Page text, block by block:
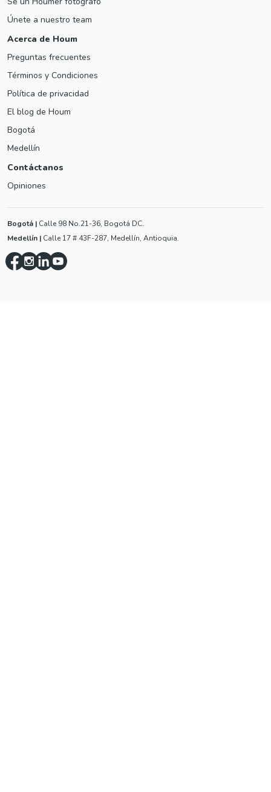
Únete a nuestro team
Acerca de Houm
Preguntas frecuentes
Términos y Condiciones
Política de privacidad
El blog de Houm
Bogotá
Medellín
Contáctanos
Opiniones
Bogotá | Calle 98 No.21-36, Bogotá DC.
Medellín | Calle 17 # 43F-287, Medellín, Antioquia.